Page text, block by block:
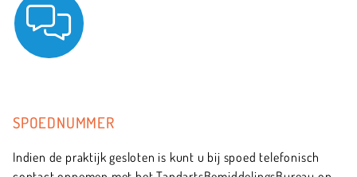
SPOEDNUMMER
Indien de praktijk gesloten is kunt u bij spoed telefonisch